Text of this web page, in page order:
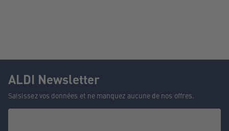
ALDI Newsletter
Saisissez vos données et ne manquez aucune de nos offres.